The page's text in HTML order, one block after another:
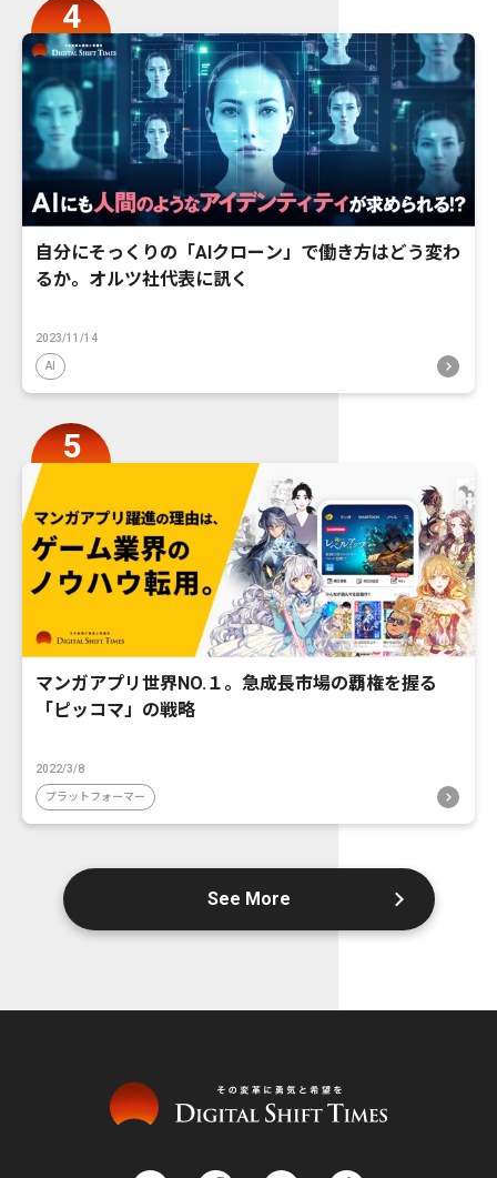
自分にそっくりの「AIクローン」で働き方はどう変わ
るか。オルツ社代表に訊く
2023/11/14
AI
マンガアプリ世界NO.１。急成長市場の覇権を握る
「ピッコマ」の戦略
2022/3/8
プラットフォーマー
See More